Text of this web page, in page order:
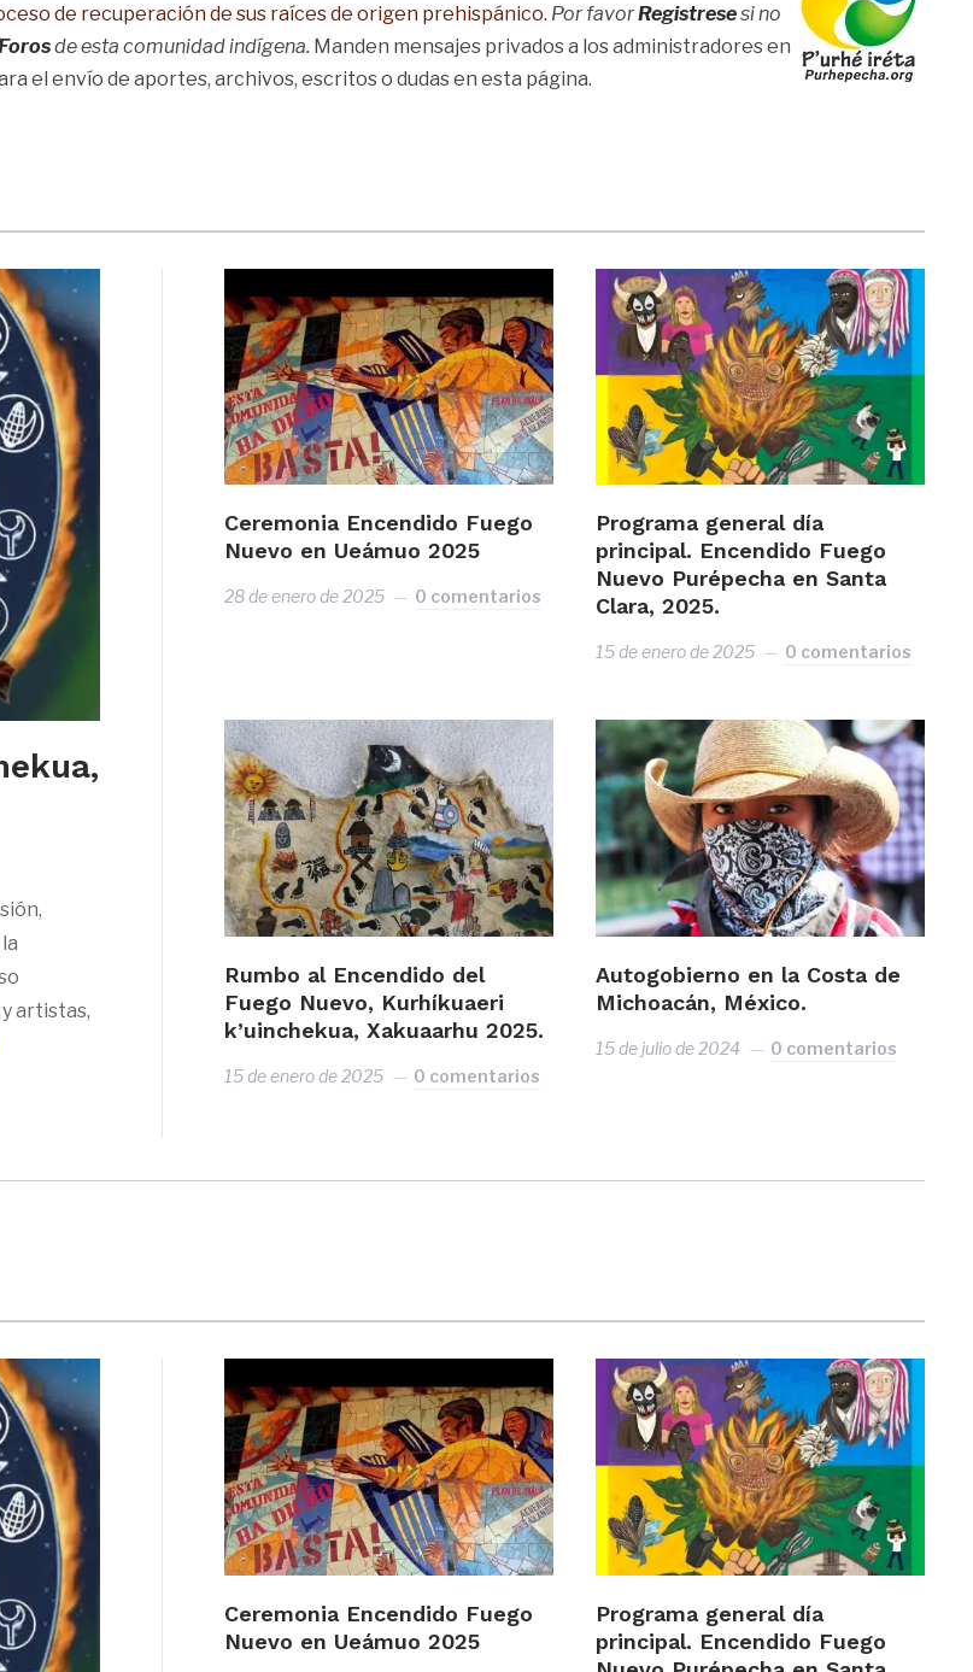
de recuperación de sus raíces de origen prehispánico. Por favorRegistresesi no
de esta comunidad indígena. Manden mensajes privados a los administradores en
el envío de aportes, archivos, escritos o dudas en esta página.
artistas,
Ceremonia Encendido Fuego
Nuevo en Ueámuo 2025
28 de enero de 2025 0 comentarios
Programa general día
principal. Encendido Fuego
Nuevo Purépecha en Santa
Clara, 2025.
15 de enero de 2025 0 comentarios
Rumbo al Encendido del
Fuego Nuevo, Kurhíkuaeri
k’uinchekua, Xakuaarhu 2025.
15 de enero de 2025 0 comentarios
Autogobierno en la Costa de
Michoacán, México.
15 de julio de 2024 0 comentarios
Ceremonia Encendido Fuego
Nuevo en Ueámuo 2025
Programa general día
principal. Encendido Fuego